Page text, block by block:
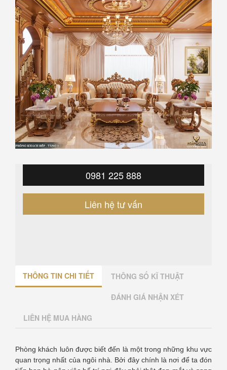
0981 225 888
Liên hệ tư vấn
THÔNG TIN CHI TIẾT THÔNG SỐ KĨ THUẬT
ĐÁNH GIÁ NHẬN XÉT
LIÊN HỆ MUA HÀNG
Phòng khách luôn được biết đến là một trong những khu vực
quan trọng nhất của ngôi nhà. Bởi đây chính là nơi để ta đón